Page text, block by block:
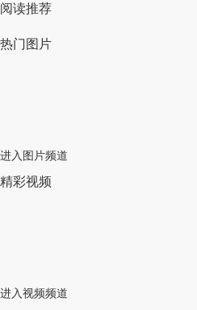
阅读推荐
热门图片
进入图片频道
精彩视频
进入视频频道